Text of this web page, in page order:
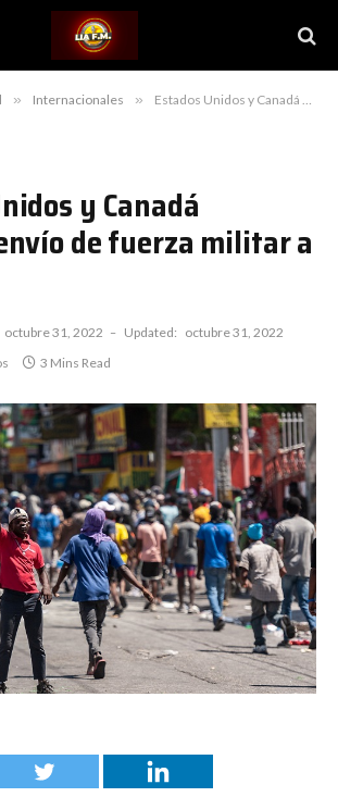
» Internacionales » Estados Unidos y Canadá analizan envío de fuerza militar a Haití
y Canadá
de fuerza militar a
octubre 31, 2022 Updated: octubre 31, 2022
3 Mins Read